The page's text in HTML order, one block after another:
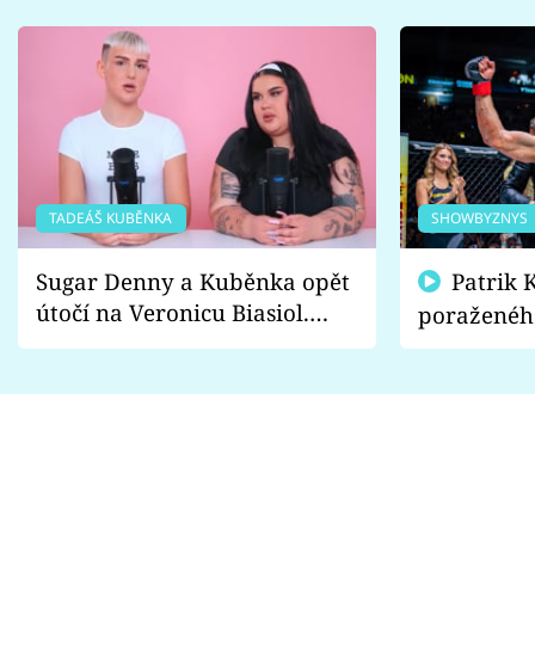
TADEÁŠ KUBĚNKA
Sugar Denny a Kuběnka opět
útočí na Veronicu Biasiol.
Proč je podle nich falešná a
SHOWBYZNYS
fanoušci